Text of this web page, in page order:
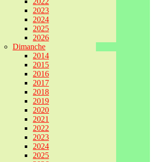
2023
2024
2025
2026
Dimanche
2014
2015
2016
2017
2018
2019
2020
2021
2022
2023
2024
2025